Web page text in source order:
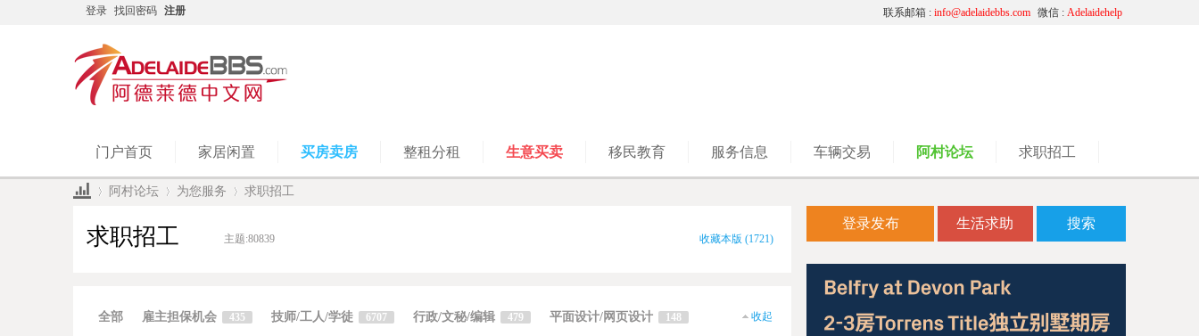
登录 找回密码 注册 微信 : Adelaidehelp
联系邮箱 : info@adelaidebbs.com
门户首页 家居闲置 买房卖房 整租分租 生意买卖 移民教育 服务信息 车辆交易 阿村论坛 求职招工
阿村论坛 为您服务 求职招工
求职招工 主题:80839 收藏本版 (1721)
收起
全部 雇主担保机会 435 技师/工人/学徒 6707 行政/文秘/编辑 479 平面设计/网页设计 148
登录发布 生活求助 搜索